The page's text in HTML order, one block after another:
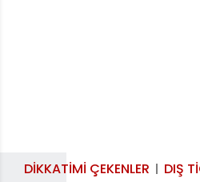
DIKKATIMI ÇEKENLER DIŞ